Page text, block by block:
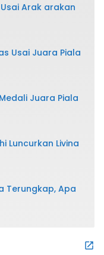
Arak arakan
Usai Juara Piala
Juara Piala
Luncurkan Livina
Terungkap, Apa